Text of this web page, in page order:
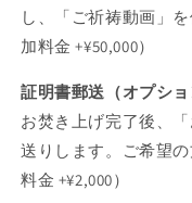
し、「ご祈祷動画」
加料金 +¥50,000）
証明書郵送（オプショ
お焚き上げ完了後、
送りします。ご希望
料金 +¥2,000）